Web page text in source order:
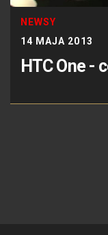
NEWSY
14 MAJA 2013
HTC One -